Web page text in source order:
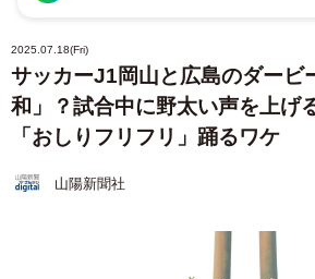
2025.07.18(Fri)
サッカーJ1岡山と広島のダービ
和」？試合中に野太い声を上げ
「おしりフリフリ」踊るワケ
山陽新聞社